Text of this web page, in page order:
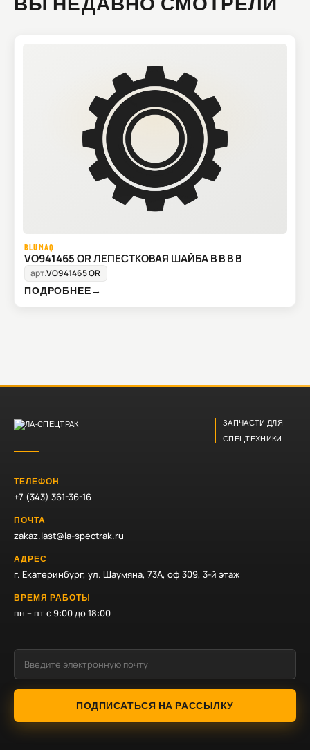
BLUMAQ
VO941465 OR ЛЕПЕСТКОВАЯ ШАЙБА В В В В
арт.VO941465 OR
ПОДРОБНЕЕ→
ЗАПЧАСТИ ДЛЯ
СПЕЦТЕХНИКИ
ТЕЛЕФОН
+7 (343) 361-36-16
ПОЧТА
zakaz.last@la-spectrak.ru
АДРЕС
г. Екатеринбург, ул. Шаумяна, 73А, оф 309, 3-й этаж
ВРЕМЯ РАБОТЫ
пн – пт с 9:00 до 18:00
ПОДПИСАТЬСЯ НА РАССЫЛКУ